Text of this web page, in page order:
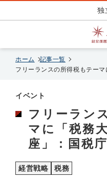
独
ホーム
記事一覧
フリーランスの所得税もテー
イベント
フリーラン
マに「税務
座」：国税庁
経営戦略 税務